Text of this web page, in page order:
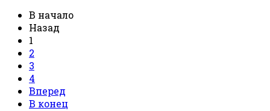
В начало
Назад
1
2
3
4
Вперед
В конец